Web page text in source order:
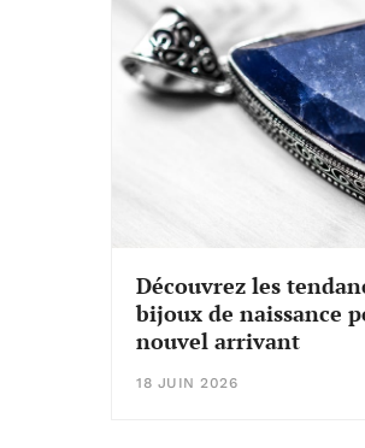
Découvrez les
bijoux de naissance
nouvel arrivant
18 JUIN 2026